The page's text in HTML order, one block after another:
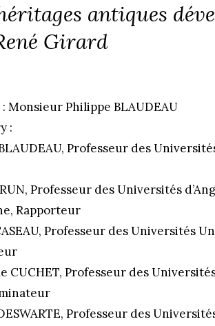
antiques
Girard
Monsieur Philippe BLAUDEAU
:
Professeur des
Professeur des Universités
Rapporteur
Professeur des Universités
CUCHET, Professeur des
Professeur des